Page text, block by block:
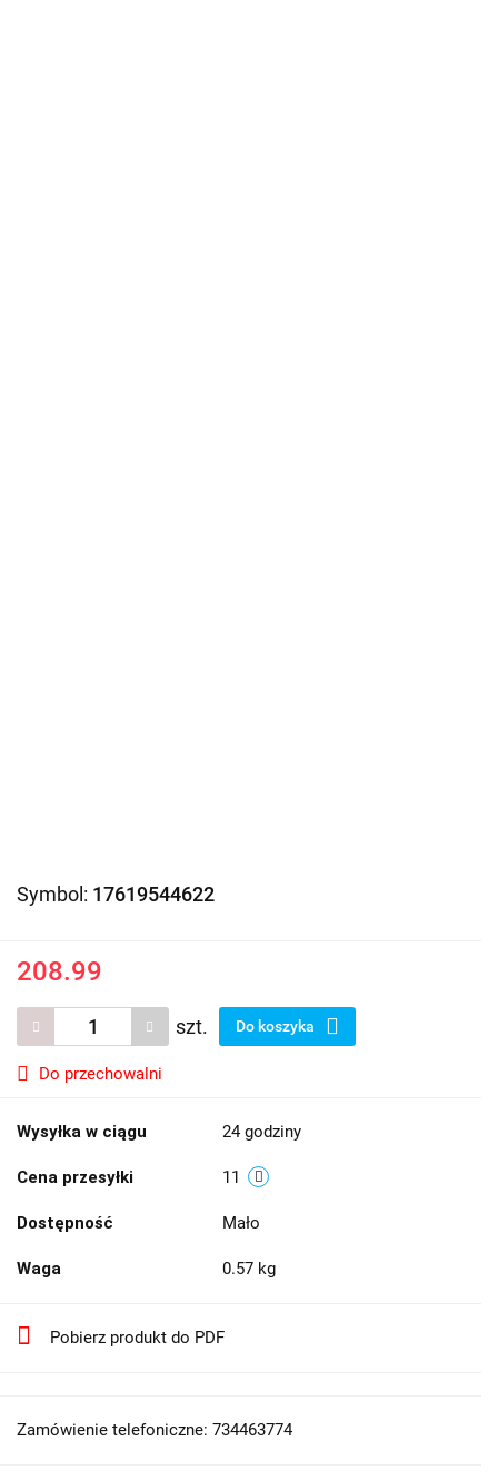
Symbol: 17619544622
208.99
szt. Do koszyka
Do przechowalni
Wysyłka w ciągu 24 godziny
Cena przesyłki 11
Dostępność Mało
Waga 0.57 kg
Pobierz produkt do PDF
Zamówienie telefoniczne: 734463774